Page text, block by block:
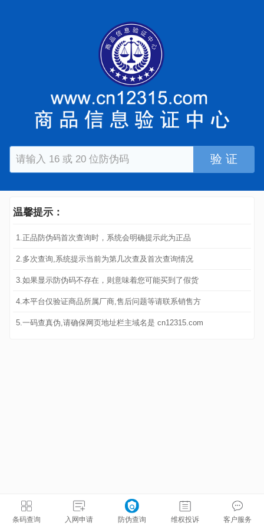
验 证
温馨提示：
1.正品防伪码首次查询时，系统会明确提示此为正品
2.多次查询,系统提示当前为第几次查及首次查询情况
3.如果显示防伪码不存在，则意味着您可能买到了假货
4.本平台仅验证商品所属厂商,售后问题等请联系销售方
5.一码查真伪,请确保网页地址栏主域名是 cn12315.com
条码查询 入网申请 防伪查询 维权投诉 客户服务